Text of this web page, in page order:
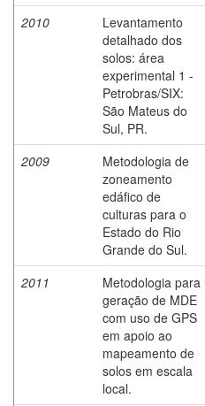
2010
Levantamento
detalhado dos
solos: área
experimental 1 -
Petrobras/SIX:
São Mateus do
Sul, PR.
2009
Metodologia de
zoneamento
edáfico de
culturas para o
Estado do Rio
Grande do Sul.
2011
Metodologia para
geração de MDE
com uso de GPS
em apoio ao
mapeamento de
solos em escala
local.